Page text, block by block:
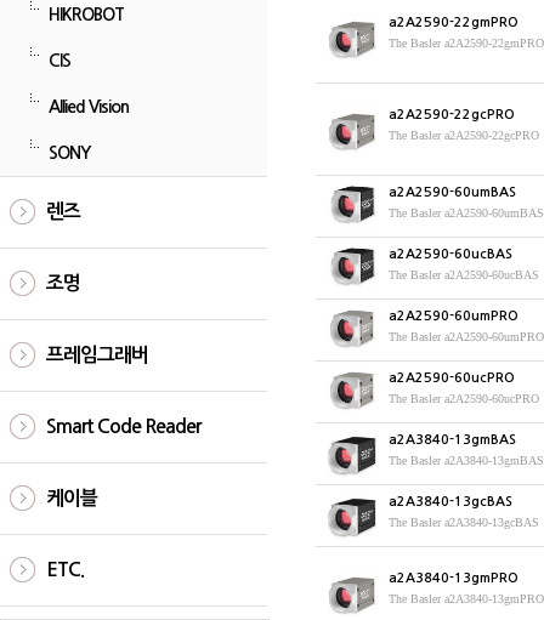
HIKROBOT
CIS
Allied Vision
SONY
렌즈
조명
프레임그래버
Smart Code Reader
케이블
ETC.
a2A2590-22gmPRO
a2A2590-22gcPRO
a2A2590-60umBAS
a2A2590-60ucBAS
a2A2590-60umPRO
a2A2590-60ucPRO
a2A3840-13gmBAS
a2A3840-13gcBAS
a2A3840-13gmPRO